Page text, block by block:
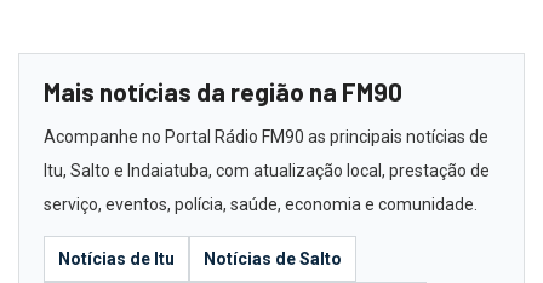
Mais notícias da região na FM90
Acompanhe no Portal Rádio FM90 as principais notícias de
Itu, Salto e Indaiatuba, com atualização local, prestação de
serviço, eventos, polícia, saúde, economia e comunidade.
Notícias de Itu Notícias de Salto